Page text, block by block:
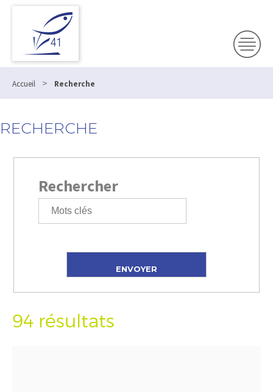
Accueil > Recherche
RECHERCHE
Rechercher
94 résultats